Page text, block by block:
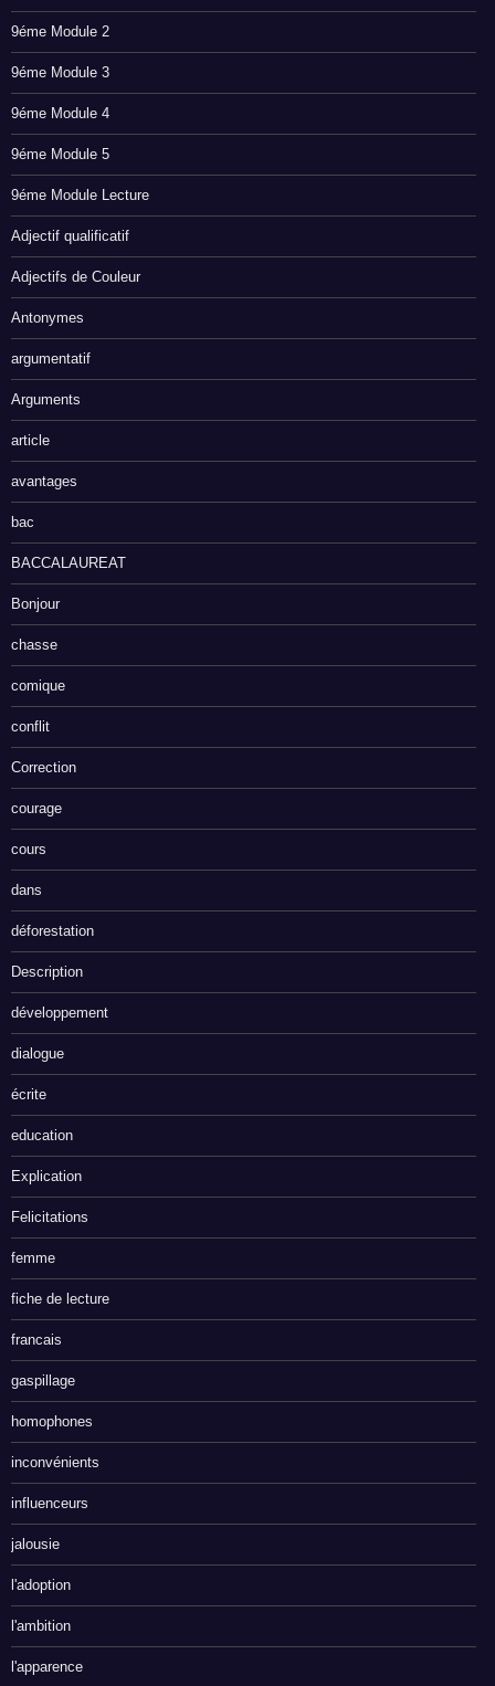
9éme Module 2
9éme Module 3
9éme Module 4
9éme Module 5
9éme Module Lecture
Adjectif qualificatif
Adjectifs de Couleur
Antonymes
argumentatif
Arguments
article
avantages
bac
BACCALAUREAT
Bonjour
chasse
comique
conflit
Correction
courage
cours
dans
déforestation
Description
développement
dialogue
écrite
education
Explication
Felicitations
femme
fiche de lecture
francais
gaspillage
homophones
inconvénients
influenceurs
jalousie
l'adoption
l'ambition
l'apparence